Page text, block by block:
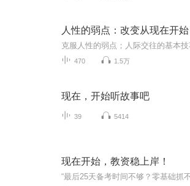
人性的弱点：改变从现在开始
470 1.5万
现在，开始听故事吧
39 5414
现在开始，教资稳上岸！